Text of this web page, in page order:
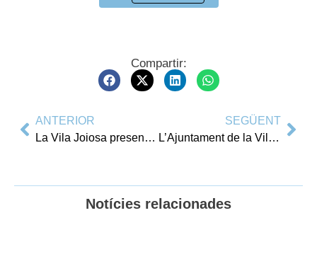
Compartir:
ANTERIOR
La Vila Joiosa presentarà la programació especial del 25è aniversari de La Vila Gastronòmica a Fitur
SEGÜENT
L’Ajuntament de la Vila Joiosa sol·licitarà nous projectes al GALP per promoure la pesca i millorar l’ecosistema marítim
Notícies relacionades